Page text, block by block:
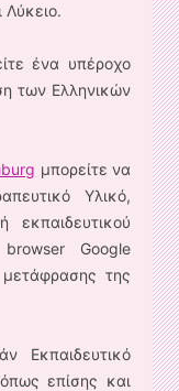
Λύκειο.
ένα υπέροχο
των Ελληνικών
μπορείτε να
Υλικό,
Google
της
Εκπαιδευτικό
επίσης και